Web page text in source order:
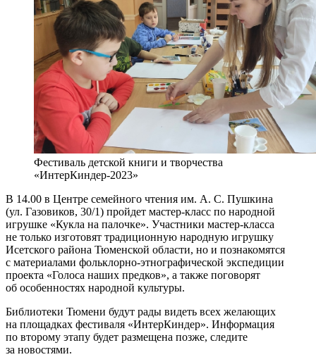
Фестиваль детской книги и творчества
«ИнтерКиндер-2023»
В 14.00 в Центре семейного чтения им. А. С. Пушкина
(ул. Газовиков, 30/1) пройдет мастер-класс по народной
игрушке «Кукла на палочке». Участники мастер-класса
не только изготовят традиционную народную игрушку
Исетского района Тюменской области, но и познакомятся
с материалами фольклорно-этнографической экспедиции
проекта «Голоса наших предков», а также поговорят
об особенностях народной культуры.
Библиотеки Тюмени будут рады видеть всех желающих
на площадках фестиваля «ИнтерКиндер». Информация
по второму этапу будет размещена позже, следите
за новостями.